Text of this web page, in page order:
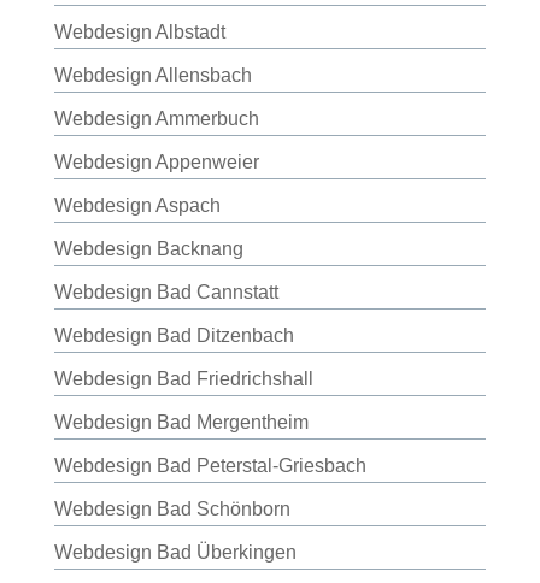
Webdesign Albstadt
Webdesign Allensbach
Webdesign Ammerbuch
Webdesign Appenweier
Webdesign Aspach
Webdesign Backnang
Webdesign Bad Cannstatt
Webdesign Bad Ditzenbach
Webdesign Bad Friedrichshall
Webdesign Bad Mergentheim
Webdesign Bad Peterstal-Griesbach
Webdesign Bad Schönborn
Webdesign Bad Überkingen